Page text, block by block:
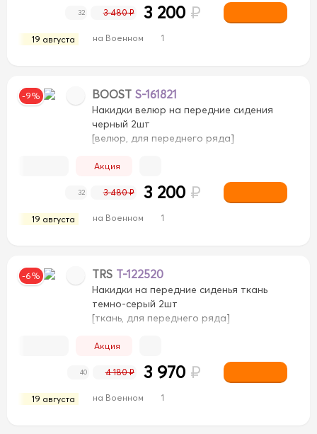
Черный/БелыйЧерный/
19 августа на Военном 1
32 3 480 ₽ 3 200 ₽
-9% BOOST S-161821
Накидки велюр на передние сидения
черный 2шт
[велюр, для переднего ряда]
Акция
19 августа на Военном 1
32 3 480 ₽ 3 200 ₽
-6% TRS T-122520
Накидки на передние сиденья ткань
темно-серый 2шт
[ткань, для переднего ряда]
Акция
19 августа на Военном 1
40 4 180 ₽ 3 970 ₽